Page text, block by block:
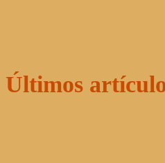
Últimos